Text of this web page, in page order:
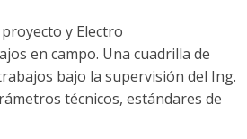
y Electro
en campo. Una cuadrilla de
bajo la supervisión del Ing.
técnicos, estándares de